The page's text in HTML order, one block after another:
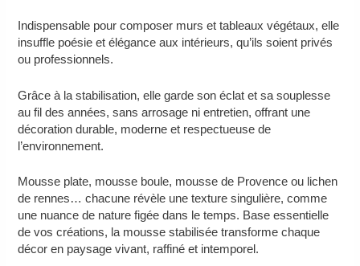
Indispensable pour composer murs et tableaux végétaux, elle
insuffle poésie et élégance aux intérieurs, qu’ils soient privés
ou professionnels.
Grâce à la stabilisation, elle garde son éclat et sa souplesse
au fil des années, sans arrosage ni entretien, offrant une
décoration durable, moderne et respectueuse de
l’environnement.
Mousse plate, mousse boule, mousse de Provence ou lichen
de rennes… chacune révèle une texture singulière, comme
une nuance de nature figée dans le temps. Base essentielle
de vos créations, la mousse stabilisée transforme chaque
décor en paysage vivant, raffiné et intemporel.